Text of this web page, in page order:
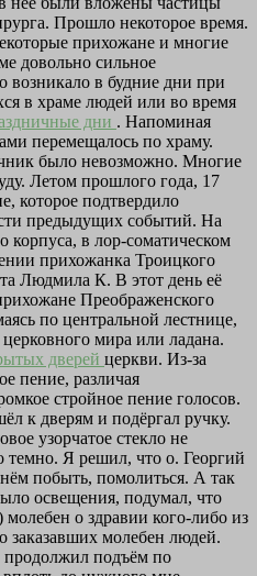
Прошло некоторое время.
прихожане и многие
довольно сильное
возникало в будние дни при
в храме людей или во время
дни . Напоминая
перемещалось по храму.
было невозможно. Многие
Летом прошлого года, 17
которое подтвердило
предыдущих событий. На
корпуса, в лор-соматическом
прихожанка Троицкого
Людмила К. В этот день её
Преображенского
по центральной лестнице,
мира или ладана.
дверей церкви. Из-за
пение, различая
стройное пение голосов.
к дверям и подёргал ручку.
узорчатое стекло не
темно. Я решил, что о. Георгий
побыть, помолиться. А так
освещения, подумал, что
молебен о здравии кого-либо из
заказавших молебен людей.
продолжил подъём по